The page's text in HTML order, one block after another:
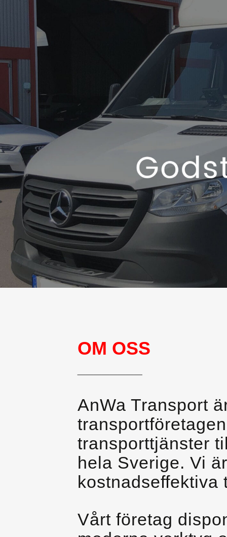
OM OSS
AnWa Transport
transporttjänster
hela Sverige. Vi
kostnadseffektiva
Vårt företag